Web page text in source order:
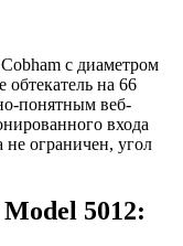
с диаметром
на 66
понятным веб-
входа
не ограничен, угол
5012: